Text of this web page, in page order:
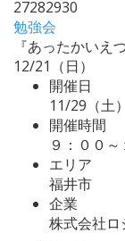
27282930
勉強会
『あったかいえ
12/21（日）
開催日
11/29（土
開催時間
９：００
エリア
福井市
企業
株式会社